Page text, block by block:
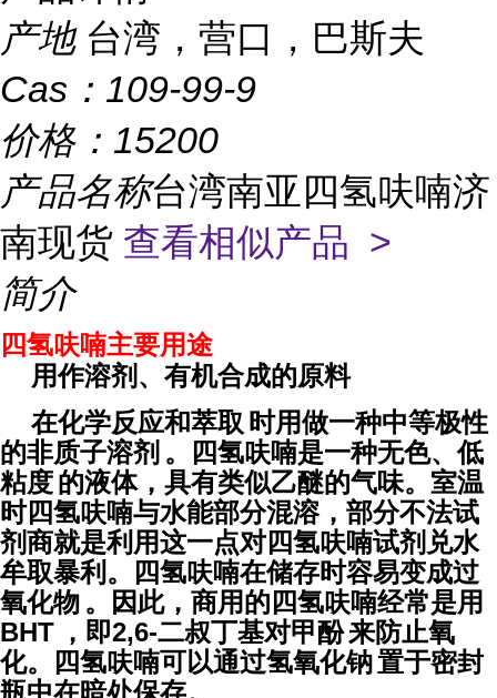
产地 台湾，营口，巴斯夫
Cas： 109-99-9
价格： 15200
产品名称台湾南亚四氢呋喃济
南现货 查看相似产品 >
简介
四氢呋喃主要用途
用作溶剂、有机合成的原料
在化学反应和萃取 时用做一种中等极性
的非质子溶剂 。四氢呋喃是一种无色、低
粘度的液体，具有类似乙醚的气味。室温
时四氢呋喃与水能部分混溶，部分不法试
剂商就是利用这一点对四氢呋喃试剂兑水
牟取暴利。四氢呋喃在储存时容易变成过
氧化物 。因此，商用的四氢呋喃经常是用
BHT ，即2,6-二叔丁基对甲酚来防止氧
化。四氢呋喃可以通过氢氧化钠置于密封
瓶中在暗处保存。